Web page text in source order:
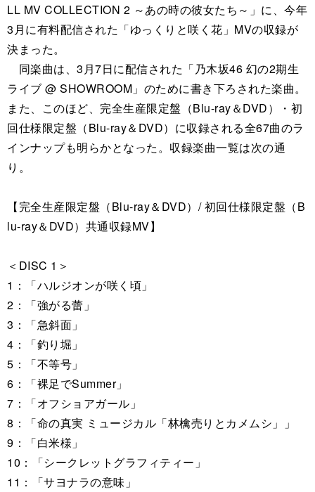
LL MV COLLECTION 2 ～あの時の彼女たち～」に、今年
3月に有料配信された「ゆっくりと咲く花」MVの収録が
決まった。
同楽曲は、3月7日に配信された「乃木坂46 幻の2期生
ライブ @ SHOWROOM」のために書き下ろされた楽曲。
また、このほど、完全生産限定盤（Blu-ray＆DVD）・初
回仕様限定盤（Blu-ray＆DVD）に収録される全67曲のラ
インナップも明らかとなった。収録楽曲一覧は次の通
り。
【完全生産限定盤（Blu-ray＆DVD）/ 初回仕様限定盤（B
lu-ray＆DVD）共通収録MV】
＜DISC 1＞
1：「ハルジオンが咲く頃」
2：「強がる蕾」
3：「急斜面」
4：「釣り堀」
5：「不等号」
6：「裸足でSummer」
7：「オフショアガール」
8：「命の真実 ミュージカル「林檎売りとカメムシ」」
9：「白米様」
10：「シークレットグラフィティー」
11：「サヨナラの意味」